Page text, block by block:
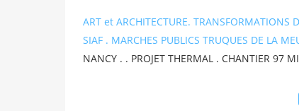
ART et ARCHITECTURE. TRANSFORMATIONS
SIAF . MARCHES PUBLICS TRUQUES DE LA
NANCY . . PROJET THERMAL . CHANTIER 97